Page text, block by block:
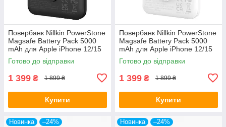
Повербанк Nillkin PowerStone
Magsafe Battery Pack 5000
mAh для Apple iPhone 12/15
Pro Max Чорний
Готово до відправки
1 399 ₴ 1 899 ₴
Купити
Повербанк Nillkin PowerStone
Magsafe Battery Pack 5000
mAh для Apple iPhone 12/15
Pro Max
Готово до відправки
1 399 ₴ 1 899 ₴
Купити
Новинка –24% Новинка –24%